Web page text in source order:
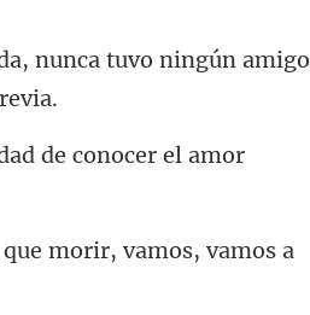
nunca tuvo ningún amigo
morir, vamos, vamos a